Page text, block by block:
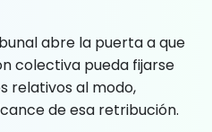
abre la puerta a que
colectiva pueda fijarse
relativos al modo,
de esa retribución.